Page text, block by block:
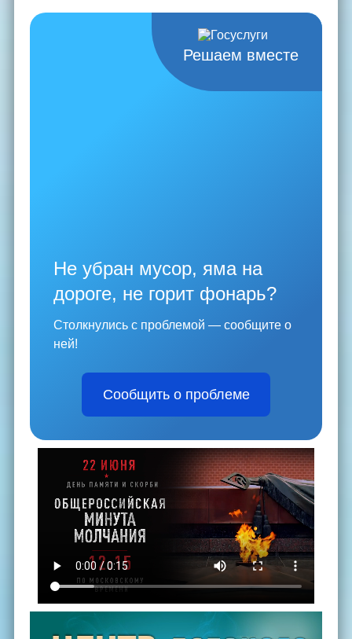
Решаем вместе
Не убран мусор, яма на
дороге, не горит фонарь?
Столкнулись с проблемой — сообщите о
ней!
Сообщить о проблеме